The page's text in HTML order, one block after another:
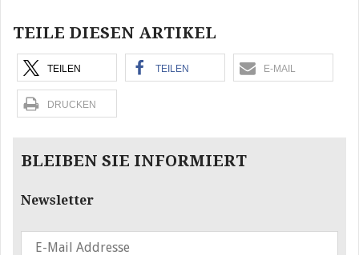
TEILE DIESEN ARTIKEL
TEILEN TEILEN E-MAIL
DRUCKEN
BLEIBEN SIE INFORMIERT
Newsletter